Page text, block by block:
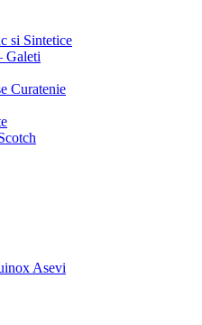
si Sintetice
Galeti
Curatenie
Asevi